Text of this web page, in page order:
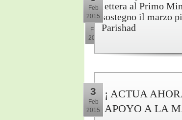
10
Feb
2015
lettera al Primo
sostegno il marzo
Parishad
Feb
2015
3
Feb
2015
¡ ACTUA
APOYO A LA